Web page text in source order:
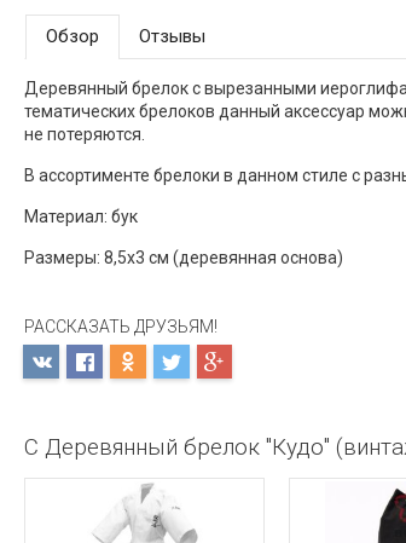
Обзор Отзывы
Деревянный брелок с вырезанными
тематических брелоков данный аксессуар
не потеряются.
В ассортименте брелоки в данном стиле с
Материал: бук
Размеры: 8,5х3 см (деревянная основа)
РАССКАЗАТЬ ДРУЗЬЯМ!
С Деревянный брелок "Кудо"